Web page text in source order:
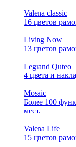
Valena classic
16 цветов
Living Now
13 цветов
Legrand Quteo
4 цвета и
Mosaic
Более 100
мест.
Valena Life
15 цветов